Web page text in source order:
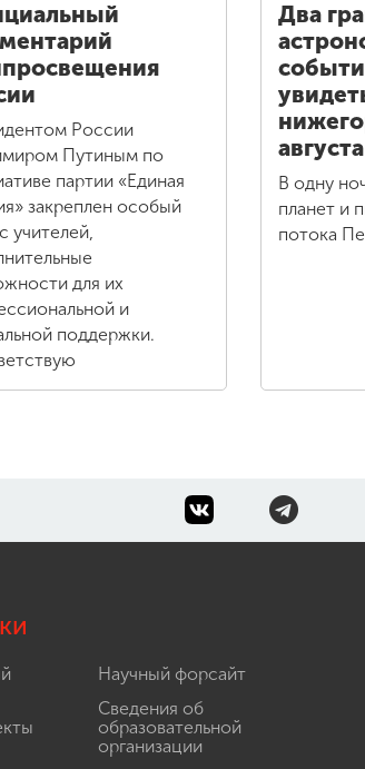
России
Путиным по
партии «Единая
закреплен особый
учителей,
для их
и
поддержки.
Два
августа
В одну
планет и
потока
Научный форсайт
Сведения об
образовательной
организации